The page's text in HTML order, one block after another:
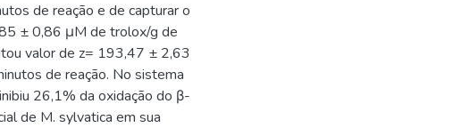
de reação e de capturar o
± 0,86 μM de trolox/g de
valor de z= 193,47 ± 2,63
de reação. No sistema
26,1% da oxidação do β-
de M. sylvatica em sua